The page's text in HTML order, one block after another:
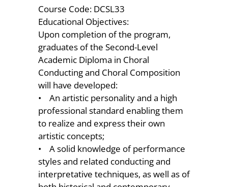
Course Code: DCSL33
Educational Objectives:
Upon completion of the program,
graduates of the Second-Level
Academic Diploma in Choral
Conducting and Choral Composition
will have developed:
• An artistic personality and a high
professional standard enabling them
to realize and express their own
artistic concepts;
• A solid knowledge of performance
styles and related conducting and
interpretative techniques, as well as of